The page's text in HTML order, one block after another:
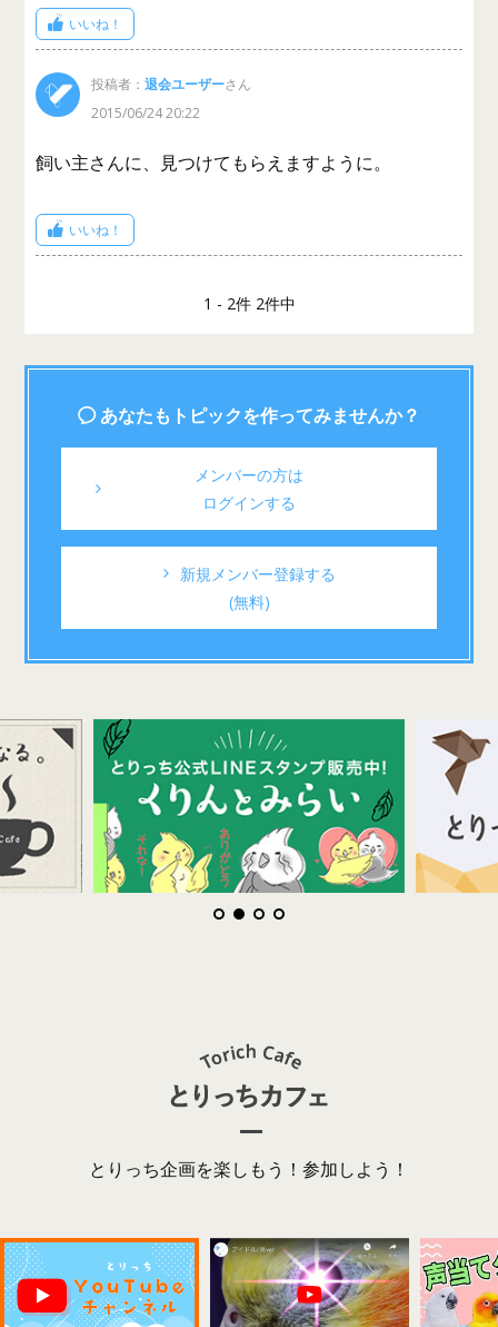
いいね！
投稿者：退会ユーザーさん
2015/06/24 20:22
飼い主さんに、見つけてもらえますように。
いいね！
1 - 2件 2件中
あなたもトピックを作ってみませんか？
メンバーの方は
ログインする
新規メンバー登録する
(無料)
とりっち企画を楽しもう！参加しよう！